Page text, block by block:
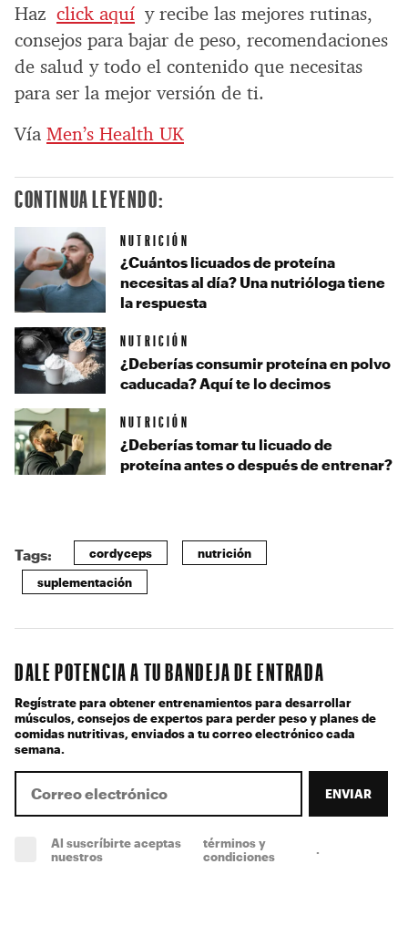
Haz click aquí y recibe las mejores rutinas,
consejos para bajar de peso, recomendaciones
de salud y todo el contenido que necesitas
para ser la mejor versión de ti.
Vía Men’s Health UK
CONTINUA LEYENDO:
NUTRICIÓN
¿Cuántos licuados de proteína
necesitas al día? Una nutrióloga tiene
la respuesta
NUTRICIÓN
¿Deberías consumir proteína en polvo
caducada? Aquí te lo decimos
NUTRICIÓN
¿Deberías tomar tu licuado de
proteína antes o después de entrenar?
Tags: cordyceps nutrición
suplementación
DALE POTENCIA A TU BANDEJA DE ENTRADA
Regístrate para obtener entrenamientos para desarrollar
músculos, consejos de expertos para perder peso y planes de
comidas nutritivas, enviados a tu correo electrónico cada
semana.
ENVIAR
Al suscríbirte aceptas
nuestros
términos y
condiciones
.